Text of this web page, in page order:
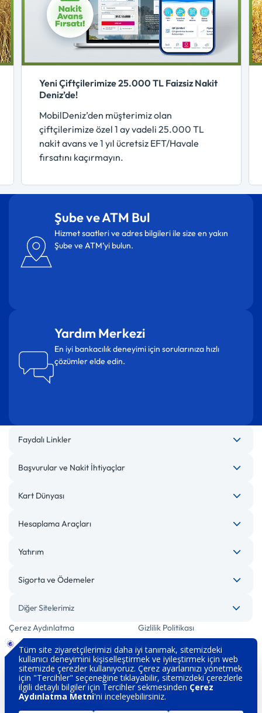
Yeni Çiftçilerimize 25.000 TL Faizsiz Nakit
Deniz’de!
MobilDeniz’den müşterimiz olan
çiftçilerimize özel 1 ay vadeli 25.000 TL
nakit avans ve 1 yıl ücretsiz EFT/Havale
fırsatını kaçırmayın.
Şube ve ATM Bul
Hizmet saatleri ve adres bilgileri ile size en yakın
Şube ve ATM’yi bulun.
Yardım Merkezi
En iyi bankacılık deneyimi için sorularınıza hızlı
çözümler elde edin.
Faydalı Linkler
Başvurular ve Nakit İhtiyaçlar
Kart Dünyası
Hesaplama Araçları
Yatırım
Sigorta ve Ödemeler
Diğer Sitelerimiz
Çerez Aydınlatma
Gizlilik Politikası
Bilgi Toplumu Hizmetleri Engelsiz Bankacılık
Kişisel Verilerin Korunması Güvenlik
İletişim Hakkımızda